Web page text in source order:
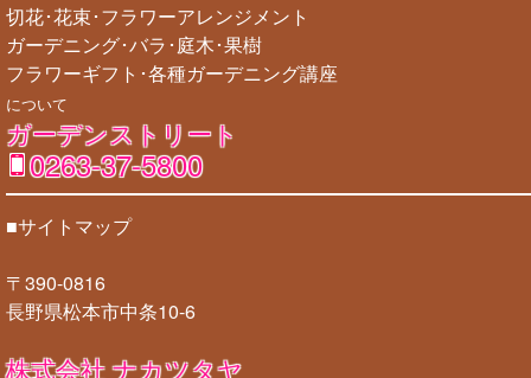
切花･花束･フラワーアレンジメント
ガーデニング･バラ･庭木･果樹
フラワーギフト･各種ガーデニング講座
について
ガーデンストリート
0263-37-5800
■サイトマップ
〒390-0816
長野県松本市中条10-6
株式会社 ナカツタヤ